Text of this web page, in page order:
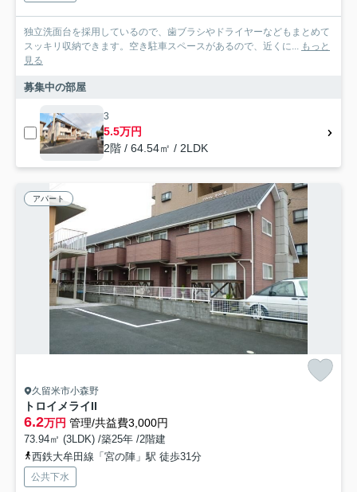
独立洗面台を採用しているので、歯ブラシやドライヤーなどもまとめて
スッキリ収納できます。空き駐車スペースがあるので、近くに... もっと
見る
募集中の部屋
3
5.5万円
2階 / 64.54㎡ / 2LDK
アパート
久留米市小森野
トロイメライII
6.2万円 管理/共益費3,000円
73.94㎡ (3LDK) /築25年 /2階建
西鉄大牟田線「宮の陣」駅 徒歩31分
公共下水